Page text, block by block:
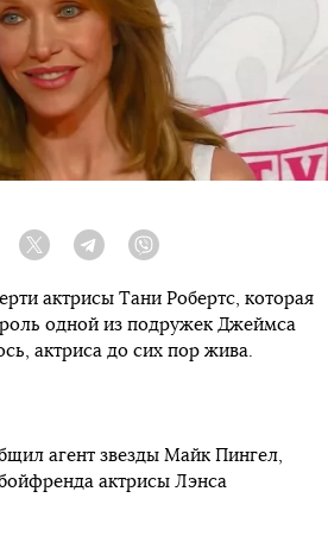
Facebook Twitter Telegram
актрисы Тани Робертс, которая
одной из подружек Джеймса
актриса до сих пор жива.
агент звезды Майк Пингел,
актрисы Лэнса